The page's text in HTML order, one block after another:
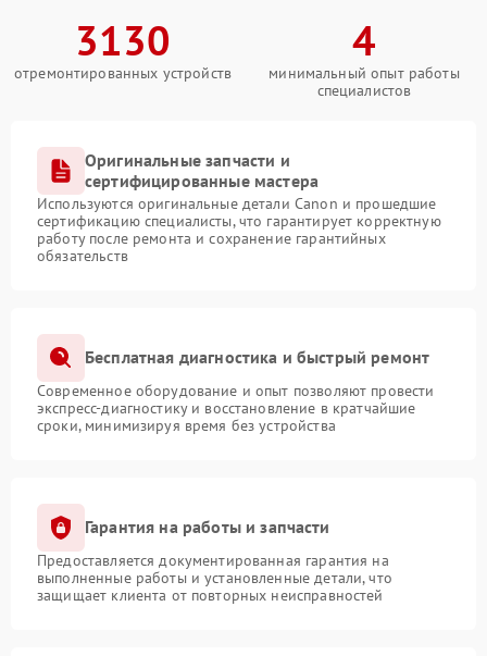
3130
отремонтированных устройств
4
минимальный опыт работы
специалистов
Оригинальные запчасти и
сертифицированные мастера
Используются оригинальные детали Canon и прошедшие
сертификацию специалисты, что гарантирует корректную
работу после ремонта и сохранение гарантийных
обязательств
Бесплатная диагностика и быстрый ремонт
Современное оборудование и опыт позволяют провести
экспресс-диагностику и восстановление в кратчайшие
сроки, минимизируя время без устройства
Гарантия на работы и запчасти
Предоставляется документированная гарантия на
выполненные работы и установленные детали, что
защищает клиента от повторных неисправностей